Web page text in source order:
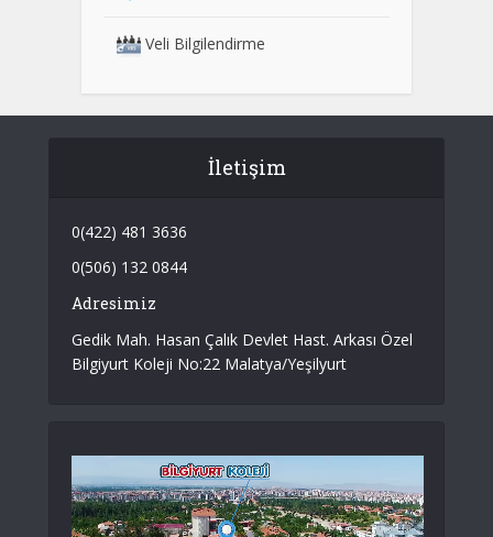
Veli Bilgilendirme
İletişim
0(422) 481 3636
0(506) 132 0844
Adresimiz
Gedik Mah. Hasan Çalık Devlet Hast. Arkası Özel
Bilgiyurt Koleji No:22 Malatya/Yeşilyurt